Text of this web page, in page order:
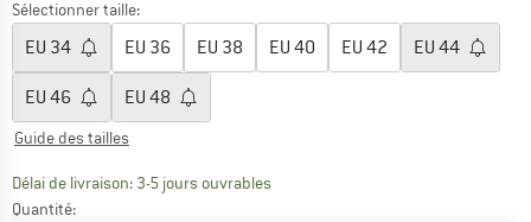
Sélectionner taille:
EU 34 EU 36 EU 38 EU 40 EU 42 EU 44
EU 46 EU 48
Guide des tailles
Délai de livraison: 3-5 jours ouvrablesLe lien s'ouvre dans une boîte
Quantité: